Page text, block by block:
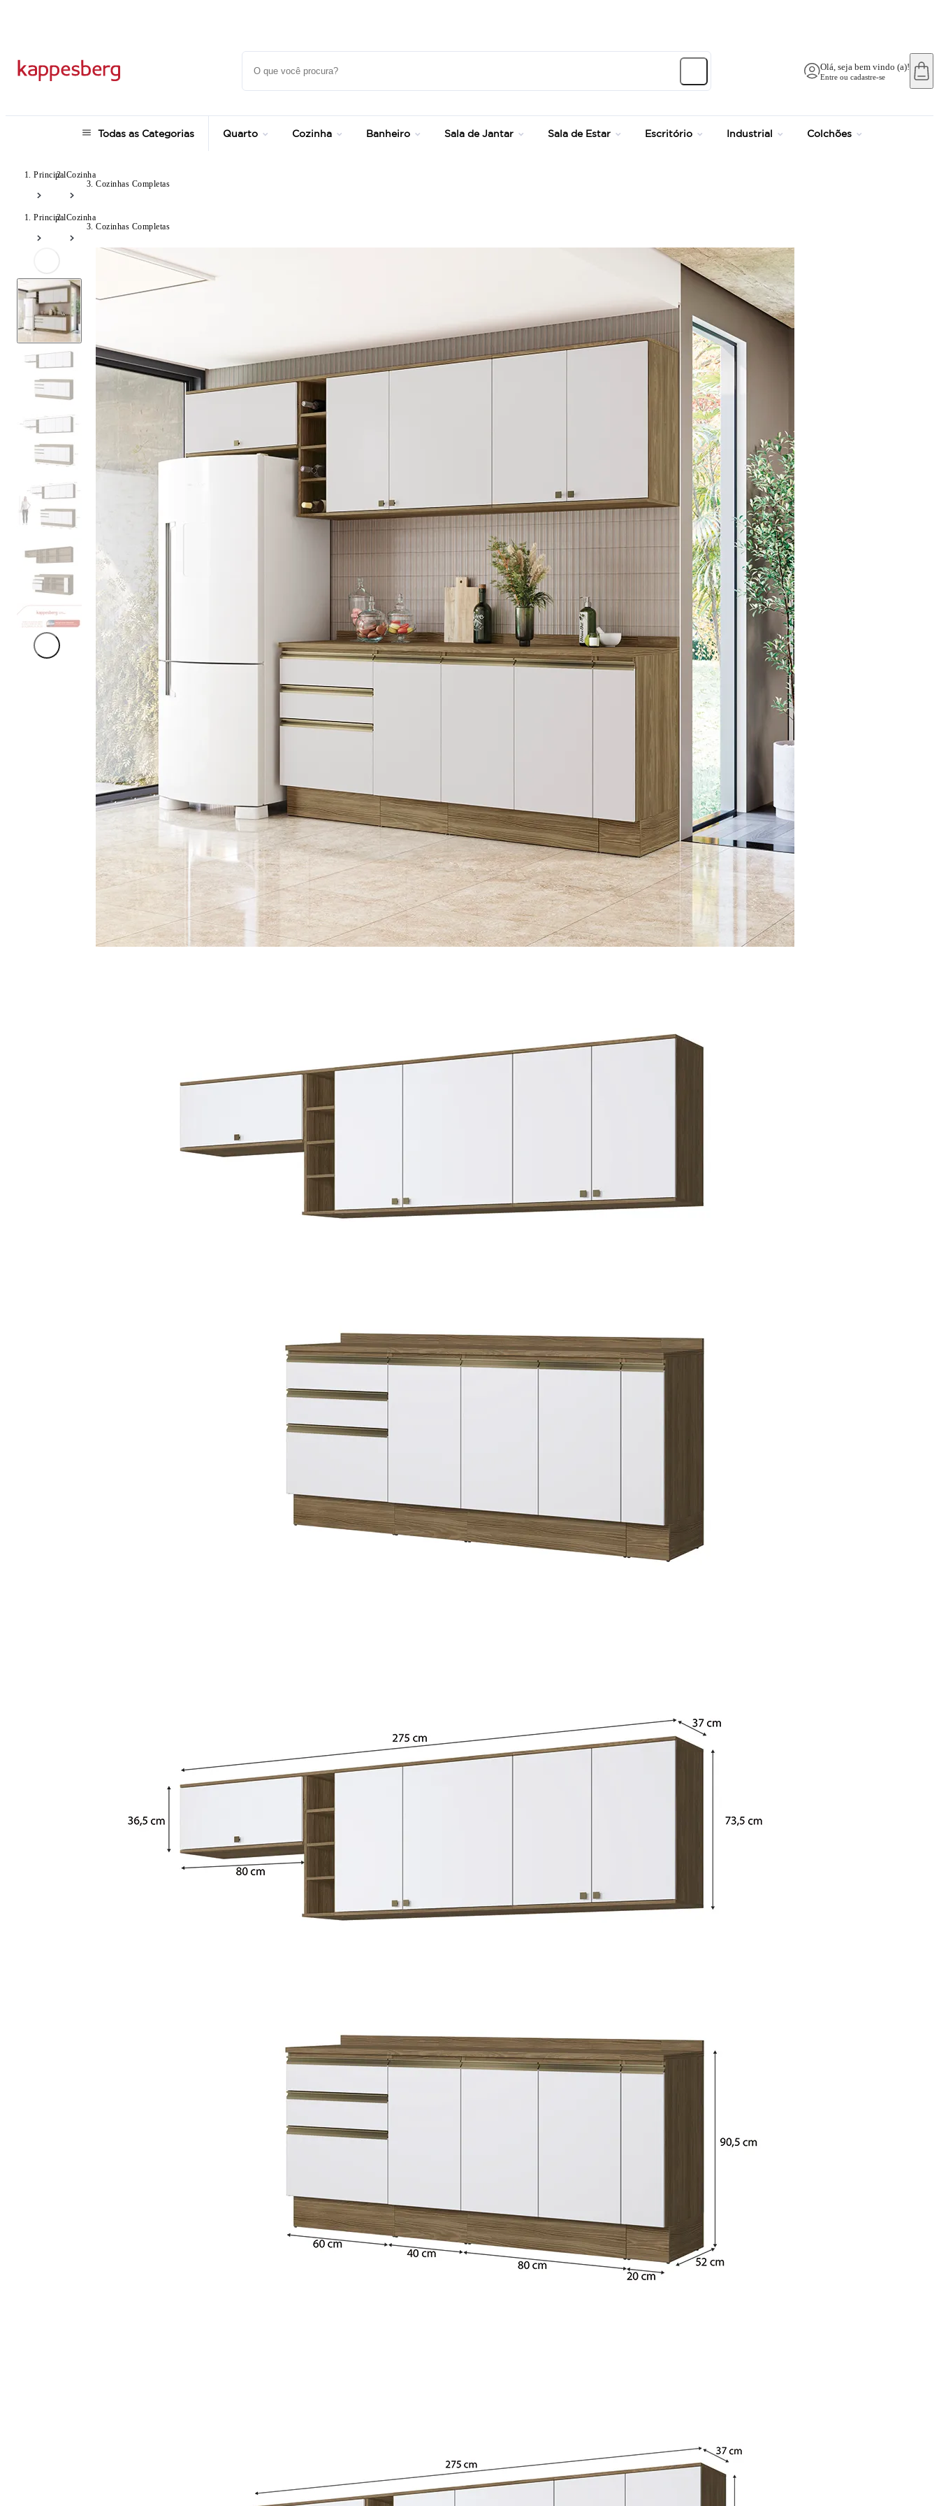
Olá, seja bem vindo (a)!
Entre ou cadastre-se
Todas as Categorias Quarto Cozinha Banheiro Sala de Jantar Sala de Estar Escritório Industrial Colchões
PrincipalCozinha
Cozinhas Completas
PrincipalCozinha
Cozinhas Completas